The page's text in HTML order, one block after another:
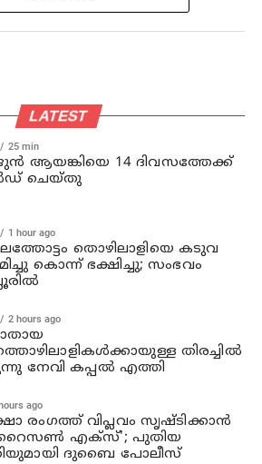
LATEST
25 min
ആയങ്കിയെ 14 ദിവസത്തേക്ക്
ചെയ്തു
1 hour ago
തൊഴിലാളിയെ കടുവ
കൊന്ന് ഭക്ഷിച്ചു; സംഭവം
2 hours ago
തിരച്ചില്‍
നേവി കപ്പല്‍ എത്തി
ago
രംഗത്ത് വിപ്ലവം സൃഷ്ടിക്കാന്‍
എക്‌സ്'; പുതിയ
ദുബൈ പോലീസ്